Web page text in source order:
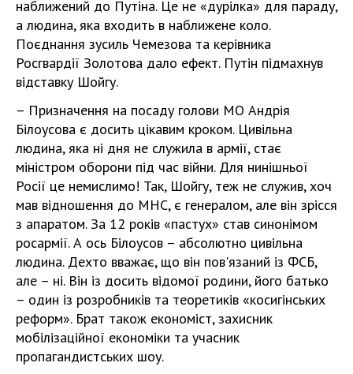
наближений до Путіна. Це не «дурілка» для параду,
а людина, яка входить в наближене коло.
Поєднання зусиль Чемезова та керівника
Росгвардії Золотова дало ефект. Путін підмахнув
відставку Шойгу.
– Призначення на посаду голови МО Андрія
Білоусова є досить цікавим кроком. Цивільна
людина, яка ні дня не служила в армії, стає
міністром оборони під час війни. Для нинішньої
Росії це немислимо! Так, Шойгу, теж не служив, хоч
мав відношення до МНС, є генералом, але він зрісся
з апаратом. За 12 років «пастух» став синонімом
росармії. А ось Білоусов – абсолютно цивільна
людина. Дехто вважає, що він пов'язаний із ФСБ,
але – ні. Він із досить відомої родини, його батько
– один із розробників та теоретиків «косигінських
реформ». Брат також економіст, захисник
мобілізаційної економіки та учасник
пропагандистських шоу.